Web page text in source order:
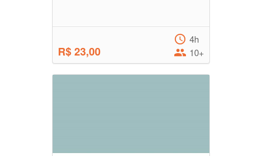
R$ 23,00
4h
10+